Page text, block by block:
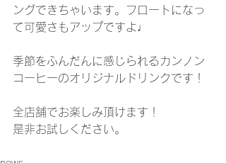
ングできちゃいます。フロートになっ
て可愛さもアップですよ♩
季節をふんだんに感じられるカンノン
コーヒーのオリジナルドリンクです！
全店舗でお楽しみ頂けます！
是非お試しください。